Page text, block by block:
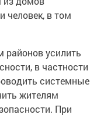
человек, в том
районов усилить
в частности
системные
жителям
При